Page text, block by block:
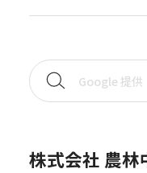
株式会社 農林